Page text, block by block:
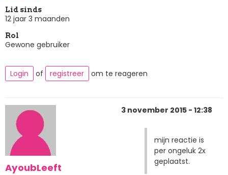
Lid sinds
12 jaar 3 maanden
Rol
Gewone gebruiker
Login of registreer om te reageren
AyoubLeeft
3 november 2015 - 12:38
mijn reactie is
per ongeluk 2x
geplaatst.